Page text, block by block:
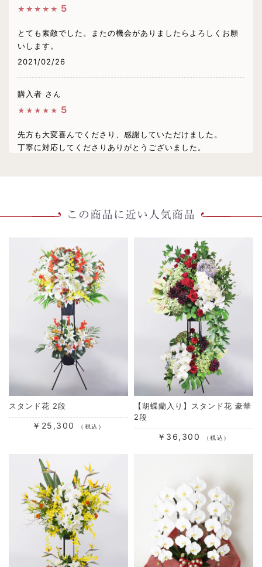
★★★★★ 5
とても素敵でした。またの機会がありましたらよろしくお願
いします。
2021/02/26
購入者 さん
★★★★★ 5
先方も大変喜んでくださり、感謝していただけました。
丁寧に対応してくださりありがとうございました。
この商品に近い人気商品
スタンド花 2段
￥25,300 （税込）
【胡蝶蘭入り】スタンド花 豪華
2段
￥36,300 （税込）